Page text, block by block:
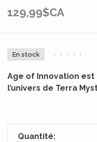
129,99$CA
En stock • • • • •
Age of Innovation
l’univers de Terra
Quantité: